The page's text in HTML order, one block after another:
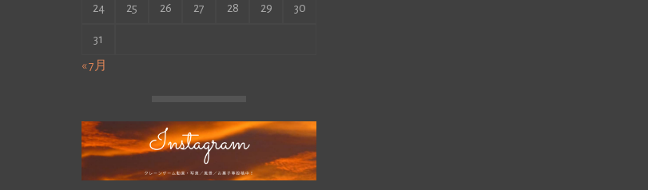
24 25 26 27 28 29 30
31
« 7月